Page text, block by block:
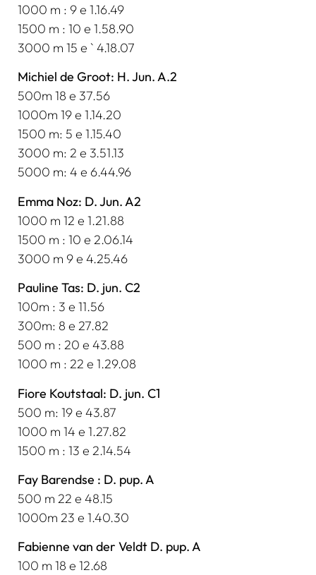
1000 m : 9 e 1.16.49
1500 m : 10 e 1.58.90
3000 m 15 e ` 4.18.07
Michiel de Groot: H. Jun. A.2
500m 18 e 37.56
1000m 19 e 1.14.20
1500 m: 5 e 1.15.40
3000 m: 2 e 3.51.13
5000 m: 4 e 6.44.96
Emma Noz: D. Jun. A2
1000 m 12 e 1.21.88
1500 m : 10 e 2.06.14
3000 m 9 e 4.25.46
Pauline Tas: D. jun. C2
100m : 3 e 11.56
300m: 8 e 27.82
500 m : 20 e 43.88
1000 m : 22 e 1.29.08
Fiore Koutstaal: D. jun. C1
500 m: 19 e 43.87
1000 m 14 e 1.27.82
1500 m : 13 e 2.14.54
Fay Barendse : D. pup. A
500 m 22 e 48.15
1000m 23 e 1.40.30
Fabienne van der Veldt D. pup. A
100 m 18 e 12.68